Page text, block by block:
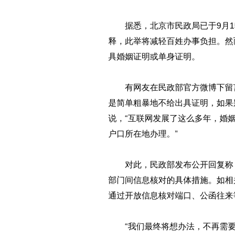
据悉，北京市民政局已于9月15
释，此举将减轻百姓办事负担。
具婚姻证明或单身证明。
有网友在民政部官方微博下留
是简单粗暴地不给出具证明，如
说，“互联网发展了这么多年，婚
户口所在地办理。”
对此，民政部发布公开回复称
部门间信息核对的具体措施。如
通过开放信息核对端口、公函往
“我们最终将想办法，不再需要